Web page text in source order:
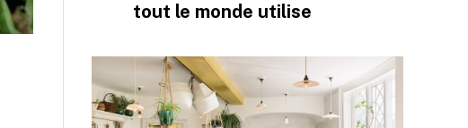
tout le monde utilise